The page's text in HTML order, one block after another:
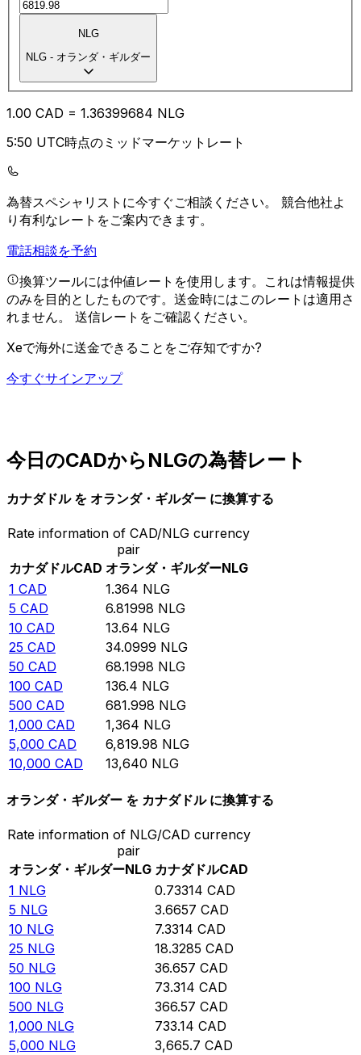
NLG
NLG - オランダ・ギルダー
1.00 CAD = 1.36399684 NLG
5:50 UTC時点のミッドマーケットレート
為替スペシャリストに今すぐご相談ください。 競合他社よ
り有利なレートをご案内できます。
電話相談を予約
換算ツールには仲値レートを使用します。これは情報提供
のみを目的としたものです。送金時にはこのレートは適用さ
れません。 送信レートをご確認ください。
Xeで海外に送金できることをご存知ですか?
今すぐサインアップ
今日のCADからNLGの為替レート
カナダドル を オランダ・ギルダー に換算する
Rate information of CAD/NLG currency
pair
カナダドルCAD オランダ・ギルダーNLG
1 CAD 1.364 NLG
5 CAD 6.81998 NLG
10 CAD 13.64 NLG
25 CAD 34.0999 NLG
50 CAD 68.1998 NLG
100 CAD 136.4 NLG
500 CAD 681.998 NLG
1,000 CAD 1,364 NLG
5,000 CAD 6,819.98 NLG
10,000 CAD 13,640 NLG
オランダ・ギルダー を カナダドル に換算する
Rate information of NLG/CAD currency
pair
オランダ・ギルダーNLG カナダドルCAD
1 NLG 0.73314 CAD
5 NLG 3.6657 CAD
10 NLG 7.3314 CAD
25 NLG 18.3285 CAD
50 NLG 36.657 CAD
100 NLG 73.314 CAD
500 NLG 366.57 CAD
1,000 NLG 733.14 CAD
5,000 NLG 3,665.7 CAD